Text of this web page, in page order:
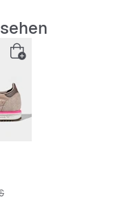
Overlays